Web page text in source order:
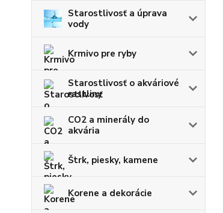
Starostlivosť a úprava
vody
Krmivo pre ryby
Starostlivosť o akváriové
rastliny
CO2 a minerály do
akvária
Štrk, piesky, kamene
Korene a dekorácie